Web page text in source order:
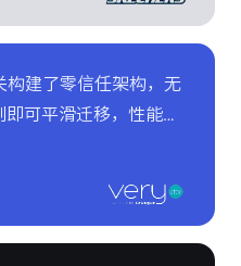
构建了零信任架构，无
可平滑迁移，性能提
3000 万+笔的移动支付